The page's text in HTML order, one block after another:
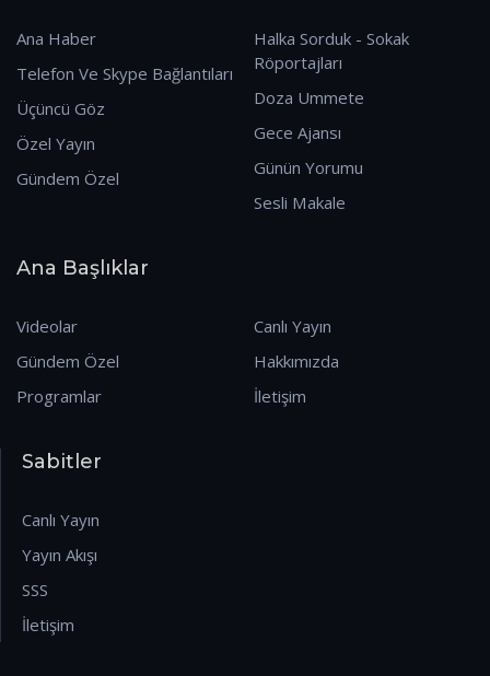
Ana Haber
Telefon Ve Skype Bağlantıları
Üçüncü Göz
Özel Yayın
Gündem Özel
Halka Sorduk - Sokak
Röportajları
Doza Ummete
Gece Ajansı
Günün Yorumu
Sesli Makale
Ana Başlıklar
Videolar
Gündem Özel
Programlar
Canlı Yayın
Hakkımızda
İletişim
Sabitler
Canlı Yayın
Yayın Akışı
SSS
İletişim